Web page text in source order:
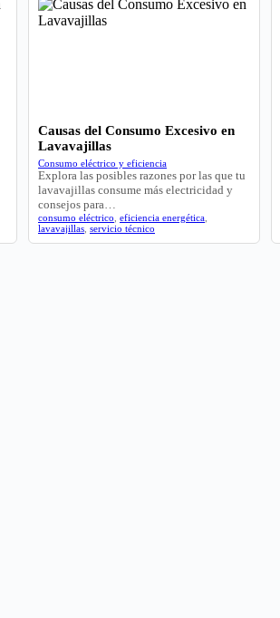
Causas del Consumo Excesivo en
Lavavajillas
Consumo eléctrico y eficiencia
Explora las posibles razones por las que tu
lavavajillas consume más electricidad y
consejos para…
consumo eléctrico eficiencia energética
lavavajillas servicio técnico